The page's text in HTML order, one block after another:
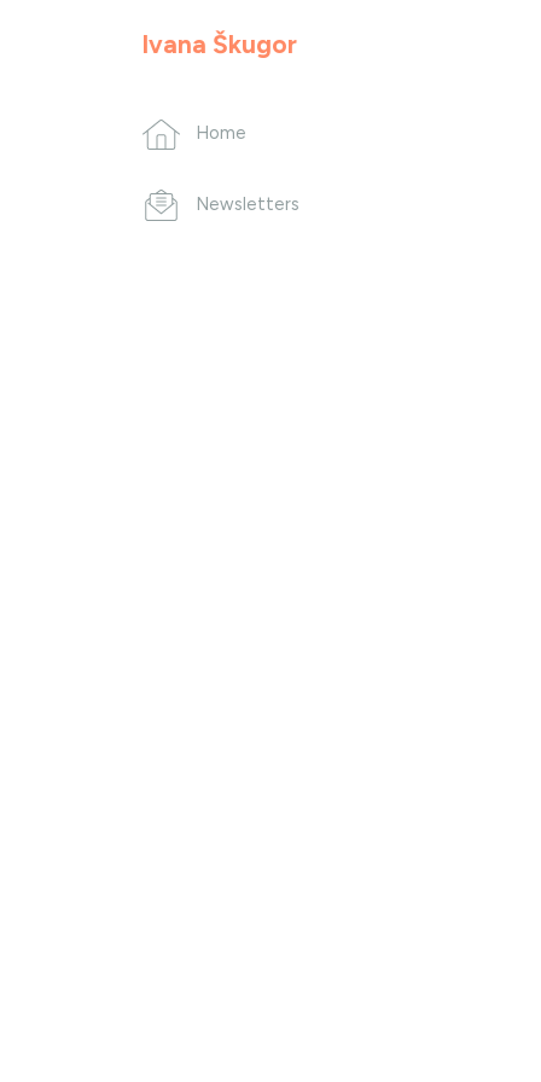
Ivana Škugor
Home
Newsletters